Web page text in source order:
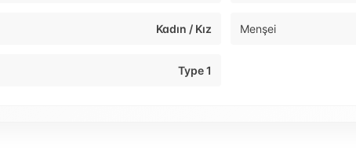
Kadın / Kız Menşei
Type 1